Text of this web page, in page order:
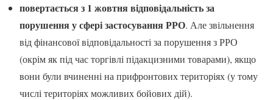
повертається з 1 жовтня відповідальність за
порушення у сфері застосування РРО. Але звільнення
від фінансової відповідальності за порушення з РРО
(окрім як під час торгівлі підакцизними товарами), якщо
вони були вчиненні на прифронтових територіях (у тому
числі територіях можливих бойових дій).